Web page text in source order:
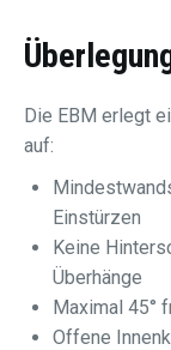
Die EBM erlegt
auf:
Einstürzen
Keine
Überhänge
Maximal 45°
Offene